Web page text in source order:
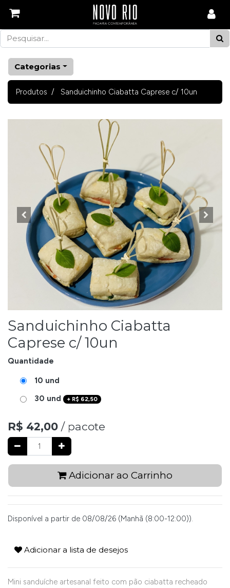
Categorias
Produtos Sanduichinho Ciabatta Caprese c/ 10un
Sanduichinho Ciabatta
Caprese c/ 10un
Quantidade
10 und
30 und
+ R$ 62,50
R$ 42,00 / pacote
Adicionar ao Carrinho
Disponível a partir de 08/08/26 (Manhã (8:00-12:00)).
Adicionar a lista de desejos
Mini sanduíche artesanal feito com pão ciabatta recheado